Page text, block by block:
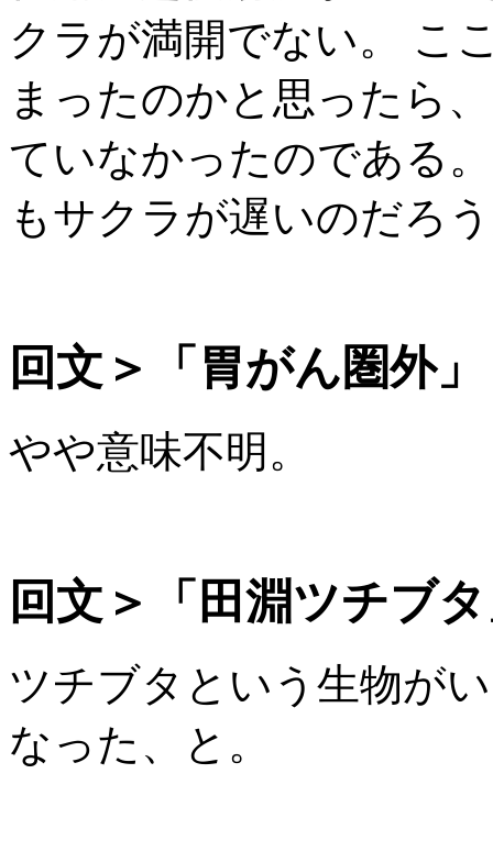
クラが満開でない。 こ
まったのかと思ったら
ていなかったのである
もサクラが遅いのだろ
回文＞「胃がん圏外
やや意味不明。
回文＞「田淵ツチブ
ツチブタという生物が
なった、と。